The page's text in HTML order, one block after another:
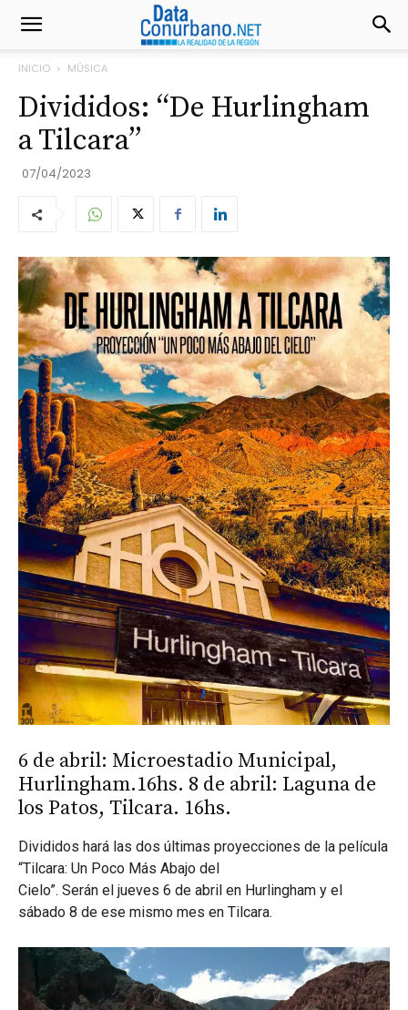
INICIO MÚSICA
Divididos: “De Hurlingham
a Tilcara”
07/04/2023
6 de abril: Microestadio Municipal,
Hurlingham.16hs. 8 de abril: Laguna de
los Patos, Tilcara. 16hs.
Divididos hará las dos últimas proyecciones de la película
“Tilcara: Un Poco Más Abajo del
Cielo”. Serán el jueves 6 de abril en Hurlingham y el
sábado 8 de ese mismo mes en Tilcara.